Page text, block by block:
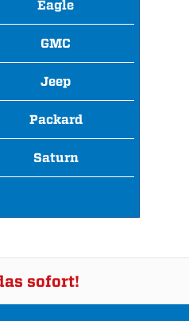
Eagle
GMC
Jeep
Packard
Saturn
sofort!